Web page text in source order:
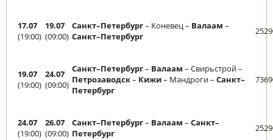
17.07
(19:00)
19.07
(09:00)
Санкт–Петербург– Коневец – Валаам –
Санкт–Петербург
19.07
(19:00)
24.07
(09:00)
Санкт–Петербург– Валаам – Свирьстрой –
Петрозаводск– Кижи– Мандроги – Санкт–
Петербург
24.07
(19:00)
26.07
(09:00)
Санкт–Петербург– Валаам – Санкт–
Петербург